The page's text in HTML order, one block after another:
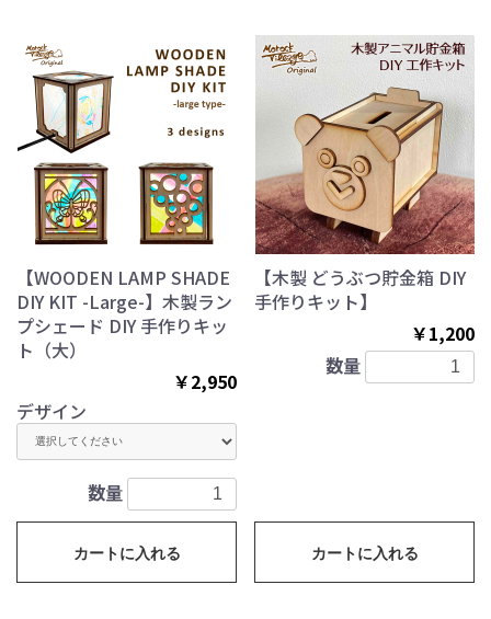
【WOODEN LAMP SHADE
DIY KIT -Large-】木製ラン
プシェード DIY 手作りキッ
ト（大）
￥2,950
デザイン
数量
カートに入れる
【木製 どうぶつ貯金箱 DIY
手作りキット】
￥1,200
数量
カートに入れる